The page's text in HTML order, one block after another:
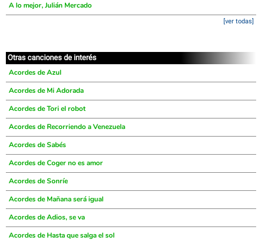
A lo mejor, Julián Mercado
[ver todas]
Otras canciones de interés
Acordes de Azul
Acordes de Mi Adorada
Acordes de Tori el robot
Acordes de Recorriendo a Venezuela
Acordes de Sabés
Acordes de Coger no es amor
Acordes de Sonríe
Acordes de Mañana será igual
Acordes de Adios, se va
Acordes de Hasta que salga el sol